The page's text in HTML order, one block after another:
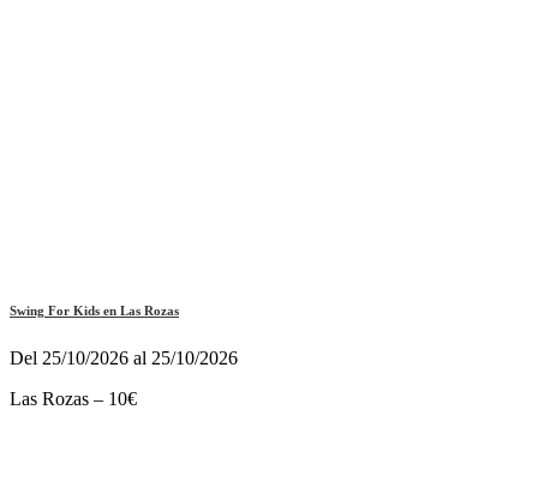
Swing For Kids en Las Rozas
Del 25/10/2026 al 25/10/2026
Las Rozas – 10€